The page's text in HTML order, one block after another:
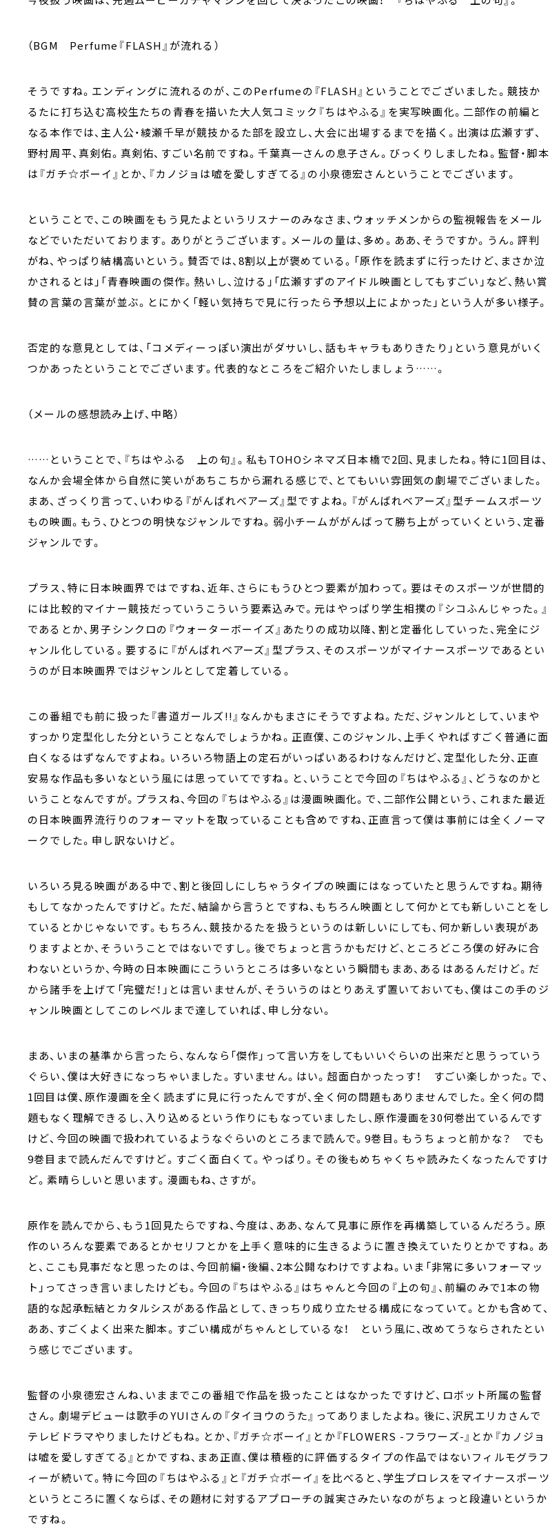
（BGM Perfume『FLASH』が流れる）
そうですね。エンディングに流れるのが、このPerfumeの『FLASH』ということでございました。競技か
るたに打ち込む高校生たちの青春を描いた大人気コミック『ちはやふる』を実写映画化。二部作の前編と
なる本作では、主人公・綾瀬千早が競技かるた部を設立し、大会に出場するまでを描く。出演は広瀬すず、
野村周平、真剣佑。真剣佑、すごい名前ですね。千葉真一さんの息子さん。びっくりしましたね。監督・脚本
は『ガチ☆ボーイ』とか、『カノジョは嘘を愛しすぎてる』の小泉徳宏さんということでございます。
ということで、この映画をもう見たよというリスナーのみなさま、ウォッチメンからの監視報告をメール
などでいただいております。ありがとうございます。メールの量は、多め。ああ、そうですか。うん。評判
がね、やっぱり結構高いという。賛否では、8割以上が褒めている。「原作を読まずに行ったけど、まさか泣
かされるとは」「青春映画の傑作。熱いし、泣ける」「広瀬すずのアイドル映画としてもすごい」など、熱い賞
賛の言葉の言葉が並ぶ。とにかく「軽い気持ちで見に行ったら予想以上によかった」という人が多い様子。
否定的な意見としては、「コメディーっぽい演出がダサいし、話もキャラもありきたり」という意見がいく
つかあったということでございます。代表的なところをご紹介いたしましょう……。
（メールの感想読み上げ、中略）
……ということで、『ちはやふる 上の句』。私もTOHOシネマズ日本橋で2回、見ましたね。特に1回目は、
なんか会場全体から自然に笑いがあちこちから漏れる感じで、とてもいい雰囲気の劇場でございました。
まあ、ざっくり言って、いわゆる『がんばれベアーズ』型ですよね。『がんばれベアーズ』型チームスポーツ
もの映画。もう、ひとつの明快なジャンルですね。弱小チームががんばって勝ち上がっていくという、定番
ジャンルです。
プラス、特に日本映画界ではですね、近年、さらにもうひとつ要素が加わって。要はそのスポーツが世間的
には比較的マイナー競技だっていうこういう要素込みで。元はやっぱり学生相撲の『シコふんじゃった。』
であるとか、男子シンクロの『ウォーターボーイズ』あたりの成功以降、割と定番化していった、完全にジ
ャンル化している。要するに『がんばれベアーズ』型プラス、そのスポーツがマイナースポーツであるとい
うのが日本映画界ではジャンルとして定着している。
この番組でも前に扱った『書道ガールズ!!』なんかもまさにそうですよね。ただ、ジャンルとして、いまや
すっかり定型化した分ということなんでしょうかね。正直僕、このジャンル、上手くやればすごく普通に面
白くなるはずなんですよね。いろいろ物語上の定石がいっぱいあるわけなんだけど、定型化した分、正直
安易な作品も多いなという風には思っていてですね。と、いうことで今回の『ちはやふる』、どうなのかと
いうことなんですが。プラスね、今回の『ちはやふる』は漫画映画化。で、二部作公開という、これまた最近
の日本映画界流行りのフォーマットを取っていることも含めですね、正直言って僕は事前には全くノーマ
ークでした。申し訳ないけど。
いろいろ見る映画がある中で、割と後回しにしちゃうタイプの映画にはなっていたと思うんですね。期待
もしてなかったんですけど。ただ、結論から言うとですね、もちろん映画として何かとても新しいことをし
ているとかじゃないです。もちろん、競技かるたを扱うというのは新しいにしても、何か新しい表現があ
りますよとか、そういうことではないですし。後でちょっと言うかもだけど、ところどころ僕の好みに合
わないというか、今時の日本映画にこういうところは多いなという瞬間もまあ、あるはあるんだけど。だ
から諸手を上げて「完璧だ！」とは言いませんが、そういうのはとりあえず置いておいても、僕はこの手のジ
ャンル映画としてこのレベルまで達していれば、申し分ない。
まあ、いまの基準から言ったら、なんなら「傑作」って言い方をしてもいいぐらいの出来だと思うっていう
ぐらい、僕は大好きになっちゃいました。すいません。はい。超面白かったっす！ すごい楽しかった。で、
1回目は僕、原作漫画を全く読まずに見に行ったんですが、全く何の問題もありませんでした。全く何の問
題もなく理解できるし、入り込めるという作りにもなっていましたし、原作漫画を30何巻出ているんです
けど、今回の映画で扱われているようなぐらいのところまで読んで。9巻目。もうちょっと前かな？ でも
9巻目まで読んだんですけど。すごく面白くて。やっぱり。その後もめちゃくちゃ読みたくなったんですけ
ど。素晴らしいと思います。漫画もね、さすが。
原作を読んでから、もう1回見たらですね、今度は、ああ、なんて見事に原作を再構築しているんだろう。原
作のいろんな要素であるとかセリフとかを上手く意味的に生きるように置き換えていたりとかですね。あ
と、ここも見事だなと思ったのは、今回前編・後編、2本公開なわけですよね。いま「非常に多いフォーマッ
ト」ってさっき言いましたけども。今回の『ちはやふる』はちゃんと今回の『上の句』、前編のみで1本の物
語的な起承転結とカタルシスがある作品として、きっちり成り立たせる構成になっていて。とかも含めて、
ああ、すごくよく出来た脚本。すごい構成がちゃんとしているな！ という風に、改めてうならされたとい
う感じでございます。
監督の小泉徳宏さんね、いままでこの番組で作品を扱ったことはなかったですけど、ロボット所属の監督
さん。劇場デビューは歌手のYUIさんの『タイヨウのうた』ってありましたよね。後に、沢尻エリカさんで
テレビドラマやりましたけどもね。とか、『ガチ☆ボーイ』とか『FLOWERS -フラワーズ-』とか『カノジョ
は嘘を愛しすぎてる』とかですね、まあ正直、僕は積極的に評価するタイプの作品ではないフィルモグラフ
ィーが続いて。特に今回の『ちはやふる』と『ガチ☆ボーイ』を比べると、学生プロレスをマイナースポーツ
というところに置くならば、その題材に対するアプローチの誠実さみたいなのがちょっと段違いというか
ですね。